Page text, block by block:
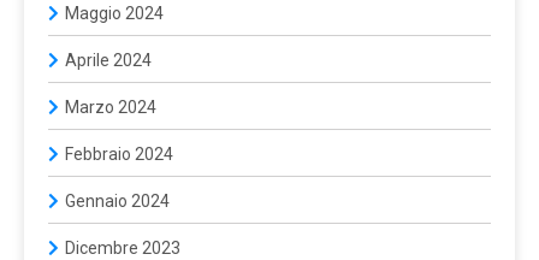
Maggio 2024
Aprile 2024
Marzo 2024
Febbraio 2024
Gennaio 2024
Dicembre 2023